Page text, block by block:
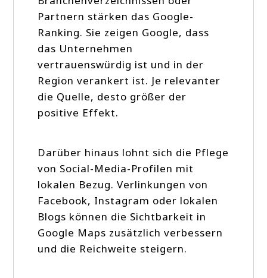
Partnern stärken das Google-
Ranking. Sie zeigen Google, dass
das Unternehmen
vertrauenswürdig ist und in der
Region verankert ist. Je relevanter
die Quelle, desto größer der
positive Effekt.
Darüber hinaus lohnt sich die Pflege
von Social-Media-Profilen mit
lokalen Bezug. Verlinkungen von
Facebook, Instagram oder lokalen
Blogs können die Sichtbarkeit in
Google Maps zusätzlich verbessern
und die Reichweite steigern.